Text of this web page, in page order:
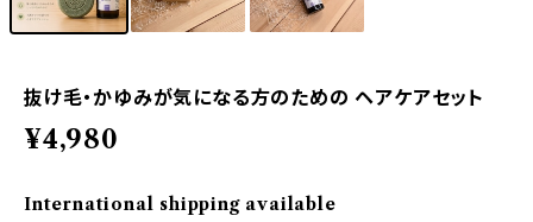
抜け毛・かゆみが気になる方のための ヘアケアセット
¥4,980
International shipping available